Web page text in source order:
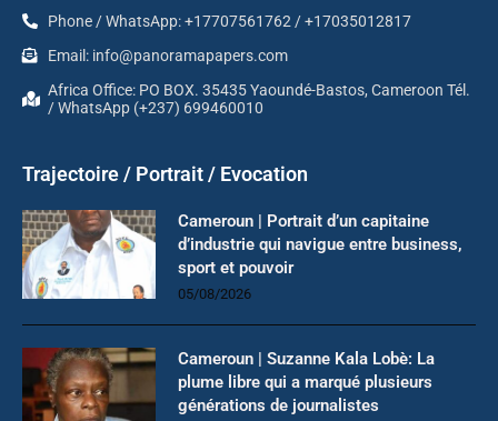
Phone / WhatsApp: +17707561762 / +17035012817
Email: info@panoramapapers.com
Africa Office: PO BOX. 35435 Yaoundé-Bastos, Cameroon Tél.
/ WhatsApp (+237) 699460010
Trajectoire / Portrait / Evocation
Cameroun | Portrait d’un capitaine
d’industrie qui navigue entre business,
sport et pouvoir
05/08/2026
Cameroun | Suzanne Kala Lobè: La
plume libre qui a marqué plusieurs
générations de journalistes